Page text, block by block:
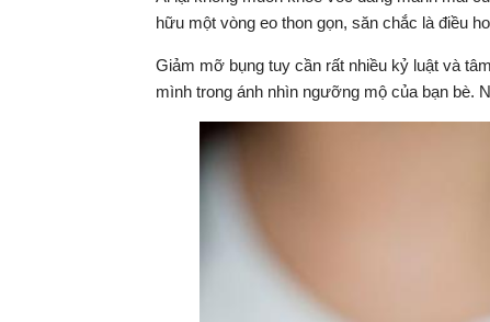
hữu một vòng eo thon gọn, săn chắc là điều
Giảm mỡ bụng tuy cần rất nhiều kỷ luật và
mình trong ánh nhìn ngưỡng mộ của bạn bè.